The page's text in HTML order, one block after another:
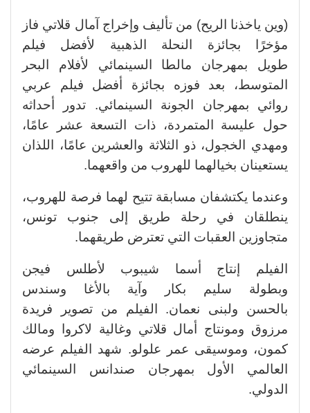
(وين ياخذنا الريح) من تأليف وإخراج آمال قلاتي فاز
مؤخرًا بجائزة النحلة الذهبية لأفضل فيلم
طويل بمهرجان مالطا السينمائي لأفلام البحر
المتوسط، بعد فوزه بجائزة أفضل فيلم عربي
روائي بمهرجان الجونة السينمائي. تدور أحداثه
حول عليسة المتمردة، ذات التسعة عشر عامًا،
ومهدي الخجول، ذو الثلاثة والعشرين عامًا، اللذان
يستعينان بخيالهما للهروب من واقعهما.
وعندما يكتشفان مسابقة تتيح لهما فرصة للهروب،
ينطلقان في رحلة طريق إلى جنوب تونس،
متجاوزين العقبات التي تعترض طريقهما.
الفيلم إنتاج أسما شيبوب لأطلس فيجن
وبطولة سليم بكار وآية بالأغا وسندس
بالحسن ولبنى نعمان. الفيلم من تصوير فريدة
مرزوق ومونتاج أمال قلاتي وغالية لاكروا ومالك
كمون، وموسيقى عمر علولو. شهد الفيلم عرضه
العالمي الأول بمهرجان صندانس السينمائي
الدولي.